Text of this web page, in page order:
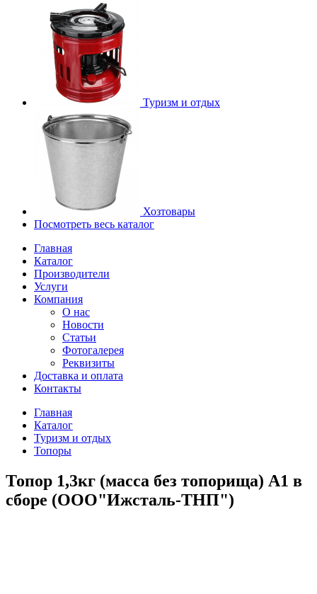
Туризм и отдых
Хозтовары
Посмотреть весь каталог
Главная
Каталог
Производители
Услуги
Компания
О нас
Новости
Статьи
Фотогалерея
Реквизиты
Доставка и оплата
Контакты
Главная
Каталог
Туризм и отдых
Топоры
Топор 1,3кг (масса без топорища) А1 в
сборе (ООО"Ижсталь-ТНП")